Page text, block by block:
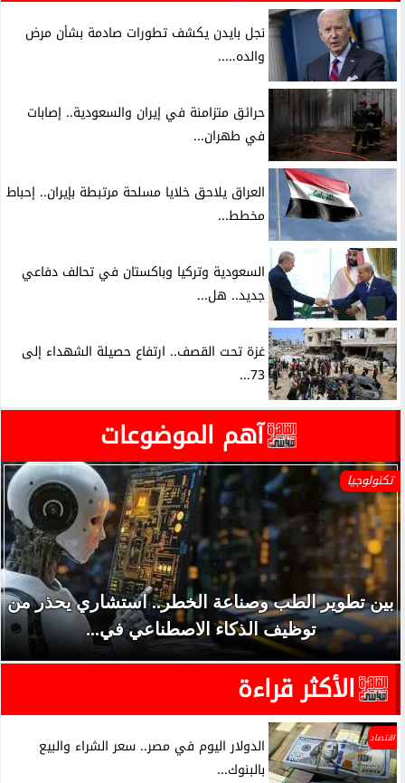
نجل بايدن يكشف تطورات صادمة بشأن مرض
والده.....
حرائق متزامنة في إيران والسعودية.. إصابات
في طهران...
العراق يلاحق خلايا مسلحة مرتبطة بإيران.. إحباط
مخطط...
السعودية وتركيا وباكستان في تحالف دفاعي
جديد.. هل...
غزة تحت القصف.. ارتفاع حصيلة الشهداء إلى
73...
آهم الموضوعات
تكنولوجيا
بين تطوير الطب وصناعة الخطر.. استشاري يحذر من
توظيف الذكاء الاصطناعي في...
الأكثر قراءة
اقتصاد
الدولار اليوم في مصر.. سعر الشراء والبيع
بالبنوك...